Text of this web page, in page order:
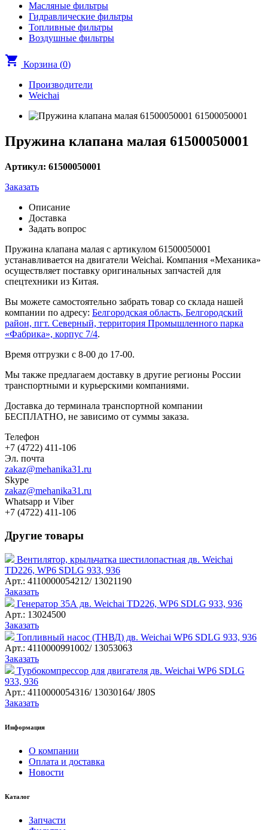
Масляные фильтры
Гидравлические фильтры
Топливные фильтры
Воздушные фильтры
shopping_cart Корзина (0)
Производители
Weichai
Пружина клапана малая 61500050001
Артикул: 61500050001
Заказать
Описание
Доставка
Задать вопрос
Пружина клапана малая с артикулом 61500050001
устанавливается на двигатели Weichai. Компания «Механика»
осуществляет поставку оригинальных запчастей для
спецтехники из Китая.
Вы можете самостоятельно забрать товар со склада нашей
компании по адресу: Белгородская область, Белгородский
район, пгт. Северный, территория Промышленного парка
«Фабрика», корпус 7/4.
Время отгрузки с 8-00 до 17-00.
Мы также предлагаем доставку в другие регионы России
транспортными и курьерскими компаниями.
Доставка до терминала транспортной компании
БЕСПЛАТНО, не зависимо от суммы заказа.
Телефон
+7 (4722) 411-106
Эл. почта
zakaz@mehanika31.ru
Skype
zakaz@mehanika31.ru
Whatsapp и Viber
+7 (4722) 411-106
Другие товары
Вентилятор, крыльчатка шестилопастная дв. Weichai
TD226, WP6 SDLG 933, 936
Арт.: 4110000054212/ 13021190
Заказать
Генератор 35А дв. Weichai TD226, WP6 SDLG 933, 936
Арт.: 13024500
Заказать
Топливный насос (ТНВД) дв. Weichai WP6 SDLG 933, 936
Арт.: 4110000991002/ 13053063
Заказать
Турбокомпрессор для двигателя дв. Weichai WP6 SDLG
933, 936
Арт.: 4110000054316/ 13030164/ J80S
Заказать
Информация
О компании
Оплата и доставка
Новости
Каталог
Запчасти